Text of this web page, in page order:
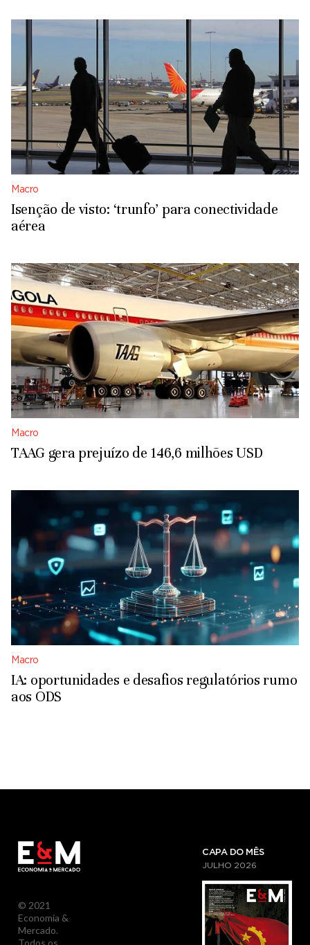
Macro
Isenção de visto: ‘trunfo’ para conectividade
aérea
Macro
TAAG gera prejuízo de 146,6 milhões USD
Macro
IA: oportunidades e desafios regulatórios rumo
aos ODS
© 2021
Economia &
Mercado.
Todos os
CAPA DO MÊS
JULHO 2026